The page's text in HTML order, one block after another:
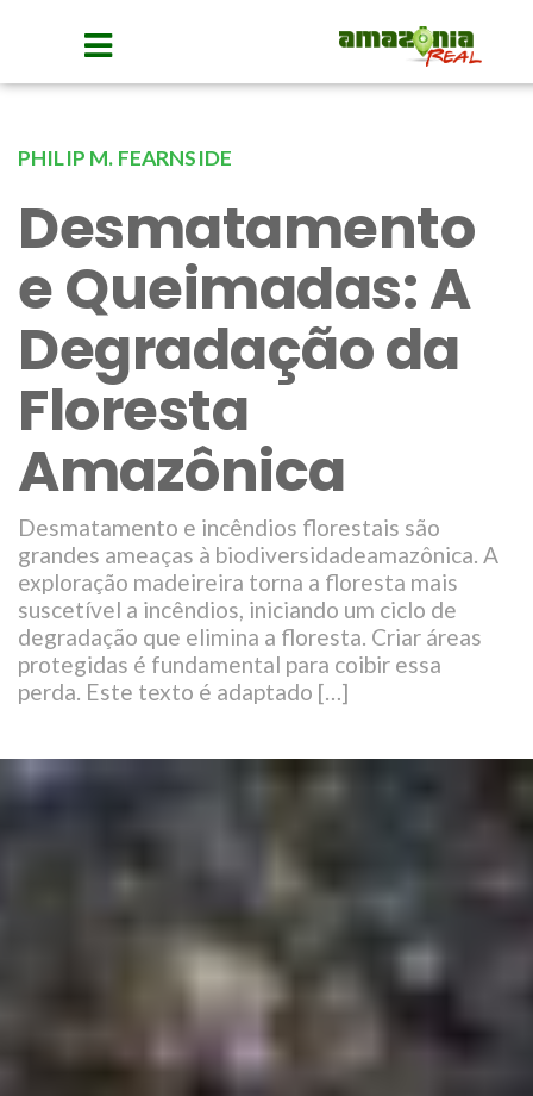
PHILIP M. FEARNSIDE
Desmatamento
e Queimadas: A
Degradação da
Floresta
Amazônica
Desmatamento e incêndios florestais são
grandes ameaças à biodiversidadeamazônica. A
exploração madeireira torna a floresta mais
suscetível a incêndios, iniciando um ciclo de
degradação que elimina a floresta. Criar áreas
protegidas é fundamental para coibir essa
perda. Este texto é adaptado […]